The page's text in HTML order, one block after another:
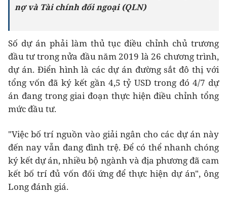
nợ và Tài chính đối ngoại (QLN)
Số dự án phải làm thủ tục điều chỉnh chủ trương
đầu tư trong nửa đầu năm 2019 là 26 chương trình,
dự án. Điển hình là các dự án đường sắt đô thị với
tổng vốn đã ký kết gần 4,5 tỷ USD trong đó 4/7 dự
án đang trong giai đoạn thực hiện điều chỉnh tổng
mức đầu tư.
"Việc bố trí nguồn vào giải ngân cho các dự án này
đến nay vẫn đang đình trệ. Để có thể nhanh chóng
ký kết dự án, nhiều bộ ngành và địa phương đã cam
kết bố trí đủ vốn đối ứng để thực hiện dự án", ông
Long đánh giá.